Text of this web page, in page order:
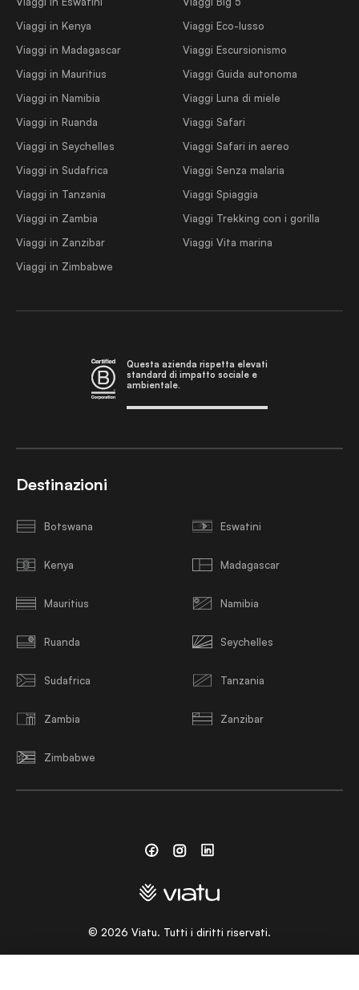
Viaggi in Kenya
Viaggi in Madagascar
Viaggi in Mauritius
Viaggi in Namibia
Viaggi in Ruanda
Viaggi in Seychelles
Viaggi in Sudafrica
Viaggi in Tanzania
Viaggi in Zambia
Viaggi in Zanzibar
Viaggi in Zimbabwe
Viaggi Eco-lusso
Viaggi Escursionismo
Viaggi Guida autonoma
Viaggi Luna di miele
Viaggi Safari
Viaggi Safari in aereo
Viaggi Senza malaria
Viaggi Spiaggia
Viaggi Trekking con i gorilla
Viaggi Vita marina
Questa azienda rispetta elevati
standard di impatto sociale e
ambientale.
Destinazioni
Botswana Eswatini
Kenya Madagascar
Mauritius Namibia
Ruanda Seychelles
Sudafrica Tanzania
Zambia Zanzibar
Zimbabwe
© 2026 Viatu. Tutti i diritti riservati.
FacebookInstagramLinkedin